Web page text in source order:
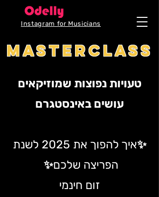
Instagram for Musicians
Masterclass
​טעויות נפוצות שמוזיקאים
עושים באינסטגרם
✨איך להפוך את 2025 לשנת
הפריצה שלכם✨
זום חינמי